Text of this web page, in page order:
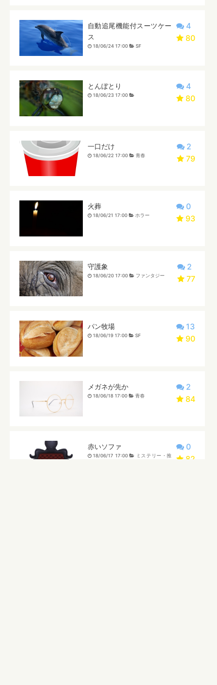
4
80
自動追尾機能付スーツケー
ス
18/06/24 17:00 SF
4
80
とんぼとり
18/06/23 17:00
2
79
一口だけ
18/06/22 17:00 青春
0
93
火葬
18/06/21 17:00 ホラー
2
77
守護象
18/06/20 17:00 ファンタジー
13
90
パン牧場
18/06/19 17:00 SF
2
84
メガネが先か
18/06/18 17:00 青春
0
82
赤いソファ
18/06/17 17:00
ミステリー・推